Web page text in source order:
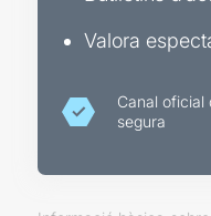
Valora
Canal oficial
segura